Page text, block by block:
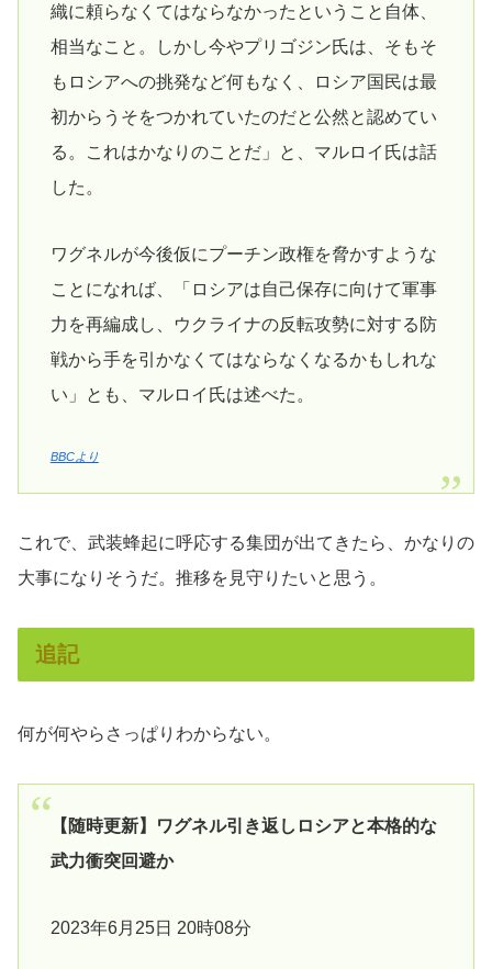
織に頼らなくてはならなかったということ自体、
相当なこと。しかし今やプリゴジン氏は、そもそ
もロシアへの挑発など何もなく、ロシア国民は最
初からうそをつかれていたのだと公然と認めてい
る。これはかなりのことだ」と、マルロイ氏は話
した。
ワグネルが今後仮にプーチン政権を脅かすような
ことになれば、「ロシアは自己保存に向けて軍事
力を再編成し、ウクライナの反転攻勢に対する防
戦から手を引かなくてはならなくなるかもしれな
い」とも、マルロイ氏は述べた。
BBCより
これで、武装蜂起に呼応する集団が出てきたら、かなりの
大事になりそうだ。推移を見守りたいと思う。
追記
何が何やらさっぱりわからない。
【随時更新】ワグネル引き返しロシアと本格的な
武力衝突回避か
2023年6月25日 20時08分